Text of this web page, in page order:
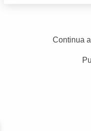
Continua